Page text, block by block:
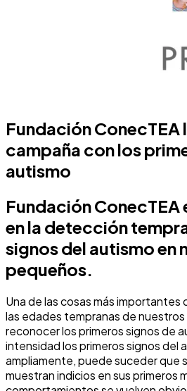
Fundación ConecTEA
campaña con los
autismo
Fundación
en la detección
signos del autismo en
pequeños.
Una de las cosas más importantes
las edades tempranas de nuestros
reconocer los primeros signos de
intensidad los primeros signos del
ampliamente, puede suceder que
muestran indicios en sus primeros